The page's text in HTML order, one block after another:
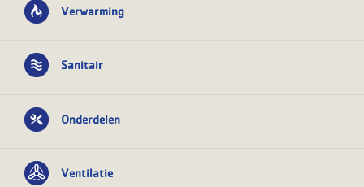
Verwarming
Sanitair
Onderdelen
Ventilatie